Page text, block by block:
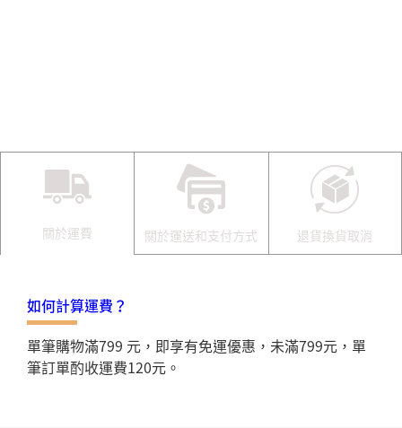
關於運費 關於運送和支付方式 退貨換貨取消
如何計算運費？
單筆購物滿799 元，即享有免運優惠，未滿799元，單
筆訂單酌收運費120元。